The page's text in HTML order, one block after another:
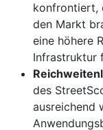
konfrontiert,
den Markt
eine höhere
Infrastruktur
des
ausreichend